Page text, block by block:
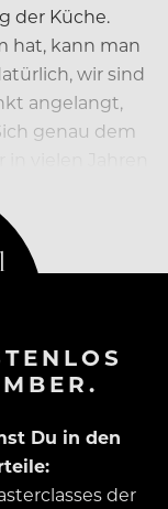
der Küche.
hat, kann man
wir sind
angelangt,
genau dem
Du in den
der